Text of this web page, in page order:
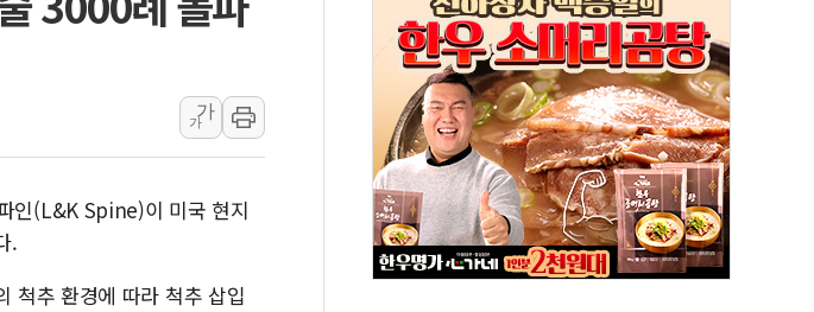
[속보] 민주, 인천 경선 결과 발표...김민석 45.09% 정청래 43.27% 송영길 11.63%
[속보] 민주, 제주 경선 결과 발표...김민석 52.64% 정청래 39.89% 송영길 7.47%
이번주 국내 주요 금융일정(8.10~8.14)
美, 이란전 출구전략 만지작…공습 한계·탄약 부족 현실화
강릉·동해·삼척 시간당 최대 50㎜ 폭우…강원 동해안 강한 비 이어져
폐기물 수거하다 참변…60대 환경미화원 수거차에 치여 사망
서울 중랑구 주택가서 흉기 난동…60대 남성 2명 숨져
李대통령 "결혼 때문에 손해 보는 일 없게"…'결혼 페널티' 22개 과제 손본다
가
가
인(L&K Spine)이 미국 현지
.
척추 환경에 따라 척추 삽입